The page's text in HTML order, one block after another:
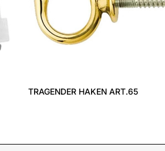
TRAGENDER HAKEN ART.65